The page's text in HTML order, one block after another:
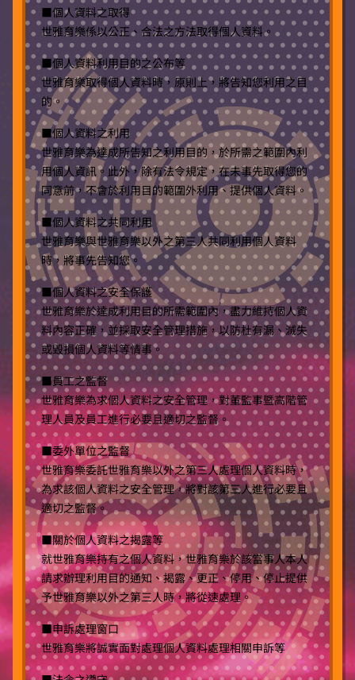
■個人資料之取得
世雅育樂係以公正、合法之方法取得個人資料。
■個人資料利用目的之公布等
世雅育樂取得個人資料時，原則上，將告知您利用之目
的。
■個人資料之利用
世雅育樂為達成所告知之利用目的，於所需之範圍內利
用個人資訊。此外，除有法令規定，在未事先取得您的
同意前，不會於利用目的範圍外利用、提供個人資料。
■個人資料之共同利用
世雅育樂與世雅育樂以外之第三人共同利用個人資料
時，將事先告知您。
■個人資料之安全保護
世雅育樂於達成利用目的所需範圍內，盡力維持個人資
料內容正確，並採取安全管理措施，以防杜有漏、滅失
或毀損個人資料等情事。
■員工之監督
世雅育樂為求個人資料之安全管理，對董監事暨高階管
理人員及員工進行必要且適切之監督。
■委外單位之監督
世雅育樂委託世雅育樂以外之第三人處理個人資料時，
為求該個人資料之安全管理，將對該第三人進行必要且
適切之監督。
■關於個人資料之揭露等
就世雅育樂持有之個人資料，世雅育樂於該當事人本人
請求辦理利用目的通知、揭露、更正、停用、停止提供
予世雅育樂以外之第三人時，將從速處理。
■申訴處理窗口
世雅育樂將誠實面對處理個人資料處理相關申訴等